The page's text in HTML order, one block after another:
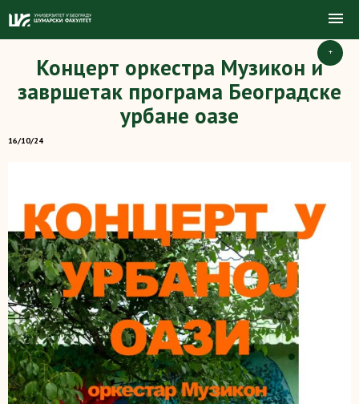
+
Концерт оркестра Музикон и
завршетак програма Београдске
урбане оазе
16/10/24